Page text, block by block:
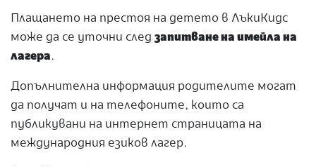
Плащането на престоя на детето в ЛъкиКидс
може да се уточни след запитване на имейла на
лагера.
Допълнителна информация родителите могат
да получат и на телефоните, които са
публикувани на интернет страницата на
международния езиков лагер.